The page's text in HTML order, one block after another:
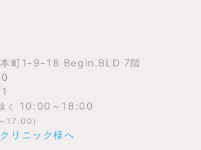
本町1-9-18 Begin.BLD 7階
く 10:00～18:00
17:00）
リニック様へ